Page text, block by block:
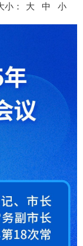
小： 大 中 小